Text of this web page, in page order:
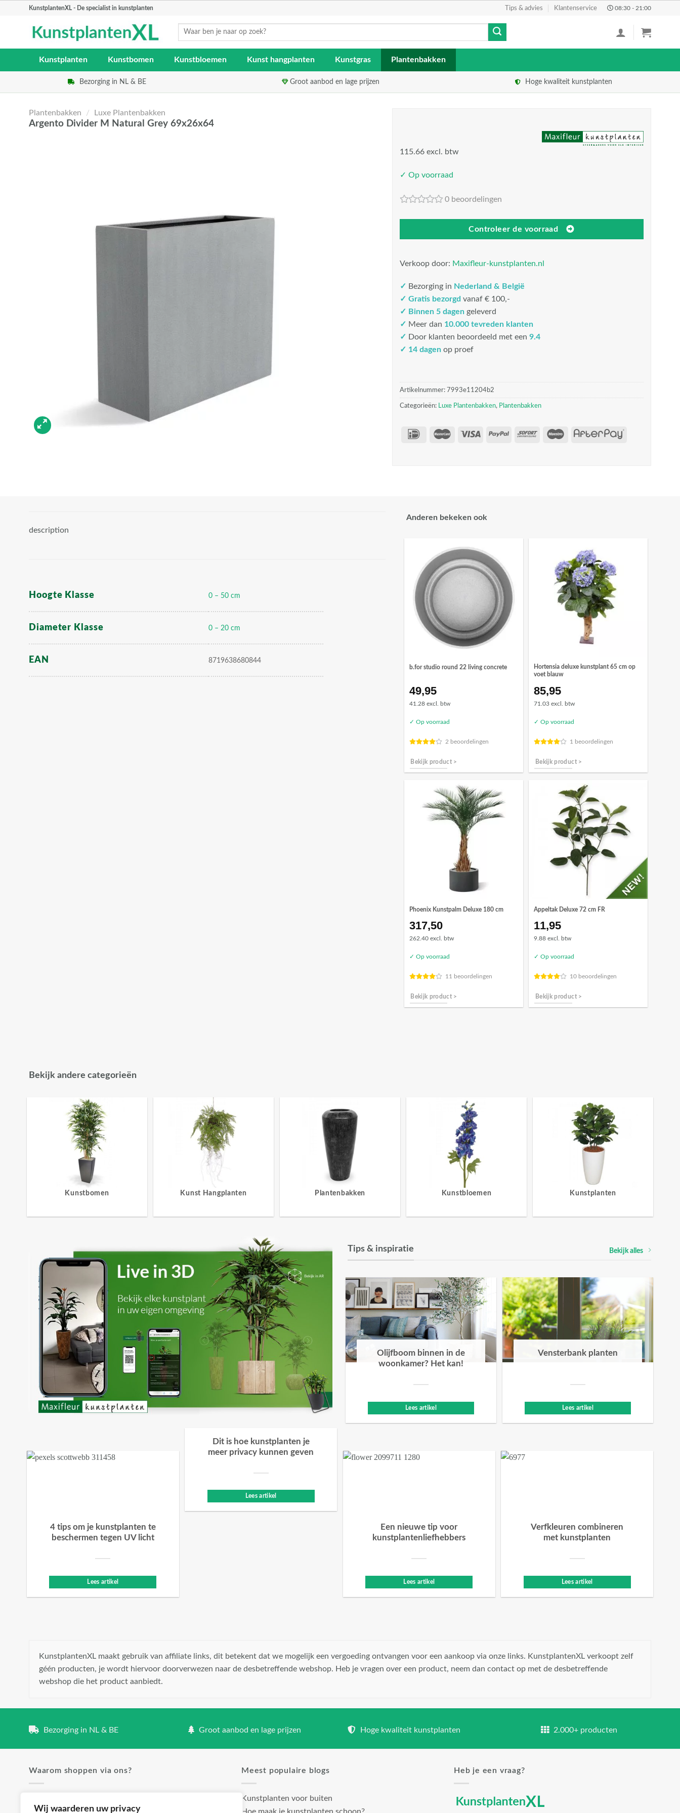
Wij waarderen uw privacy
KunstplantenXL - De specialist in kunstplanten Tips & advies Klantenservice 08:30 - 21:00
Zoeken
Kunstplanten Kunstbomen Kunstbloemen Kunst hangplanten Kunstgras Plantenbakken
Bezorging in NL & BE Groot aanbod en lage prijzen Hoge kwaliteit kunstplanten
Plantenbakken / Luxe Plantenbakken
Argento Divider M Natural Grey 69x26x64
115.66 excl. btw
✓ Op voorraad
0 beoordelingen
Controleer de voorraad
Verkoop door: Maxifleur-kunstplanten.nl
✓ Bezorging in Nederland & België
✓ Gratis bezorgd vanaf € 100,-
✓ Binnen 5 dagengeleverd
✓ Meer dan 10.000 tevreden klanten
✓ Door klanten beoordeeld met een 9.4
✓ 14 dagenop proef
Artikelnummer: 7993e11204b2
Categorieën: Luxe Plantenbakken, Plantenbakken
description
Hoogte Klasse 0 – 50 cm
Diameter Klasse 0 – 20 cm
EAN 8719638680844
Anderen bekeken ook
b.for studio round 22 living concrete
49,95
41.28 excl. btw
✓ Op voorraad
2 beoordelingen
Bekijk product >
Hortensia deluxe kunstplant 65 cm op
voet blauw
85,95
71.03 excl. btw
✓ Op voorraad
1 beoordelingen
Bekijk product >
Phoenix Kunstpalm Deluxe 180 cm
317,50
262.40 excl. btw
✓ Op voorraad
11 beoordelingen
Bekijk product >
Appeltak Deluxe 72 cm FR
11,95
9.88 excl. btw
✓ Op voorraad
10 beoordelingen
Bekijk product >
Bekijk andere categorieën
Kunstbomen Kunst Hangplanten Plantenbakken Kunstbloemen Kunstplanten
Tips & inspiratie Bekijk alles
Olijfboom binnen in de
woonkamer? Het kan!
Lees artikel
Vensterbank planten
Lees artikel
4 tips om je kunstplanten te
beschermen tegen UV licht
Lees artikel
Dit is hoe kunstplanten je
meer privacy kunnen geven
Lees artikel
Een nieuwe tip voor
kunstplantenliefhebbers
Lees artikel
Verfkleuren combineren
met kunstplanten
Lees artikel
KunstplantenXL maakt gebruik van affiliate links, dit betekent dat we mogelijk een vergoeding ontvangen voor een aankoop via onze links. KunstplantenXL verkoopt zelf
géén producten, je wordt hiervoor doorverwezen naar de desbetreffende webshop. Heb je vragen over een product, neem dan contact op met de desbetreffende
webshop die het product aanbiedt.
Bezorging in NL & BE Groot aanbod en lage prijzen Hoge kwaliteit kunstplanten 2.000+ producten
Waarom shoppen via ons?
✓ Klanttevredenheid staat voorop
Meest populaire blogs
Kunstplanten voor buiten
Heb je een vraag?